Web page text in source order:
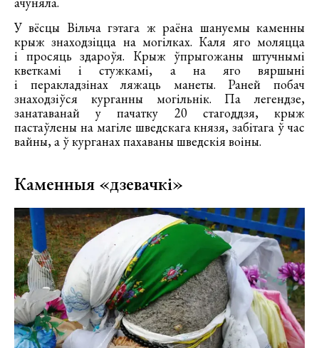
У вёсцы Вільча гэтага ж раёна шануемы каменны
крыж знаходзіцца на могілках. Каля яго моляцца
і просяць здароўя. Крыж ўпрыгожаны штучнымі
кветкамі і стужкамі, а на яго вяршыні
і перакладзінах ляжаць манеты. Раней побач
знаходзіўся курганны могільнік. Па легендзе,
занатаванай у пачатку 20 стагоддзя, крыж
пастаўлены на магіле шведскага князя, забітага ў час
вайны, а ў курганах пахаваны шведскія воіны.
Каменныя «дзевачкі»